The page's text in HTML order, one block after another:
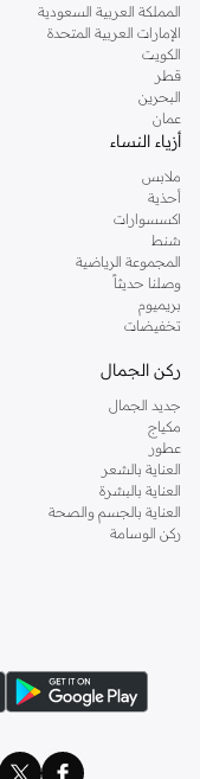
المملكة العربية السعودية
الإمارات العربية المتحدة
الكويت
قطر
البحرين
عمان
أزياء النساء
ملابس
أحذية
اكسسوارات
شنط
المجموعة الرياضية
وصلنا حديثاً
بريميوم
تخفيضات
ركن الجمال
جديد الجمال
مكياج
عطور
العناية بالشعر
العناية بالبشرة
العناية بالجسم والصحة
ركن الوسامة